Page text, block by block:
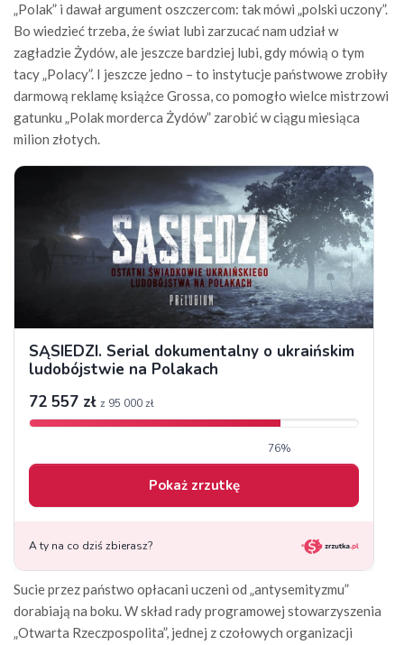
„Polak” i dawał argument oszczercom: tak mówi „polski uczony”.
Bo wiedzieć trzeba, że świat lubi zarzucać nam udział w
zagładzie Żydów, ale jeszcze bardziej lubi, gdy mówią o tym
tacy „Polacy”. I jeszcze jedno – to instytucje państwowe zrobiły
darmową reklamę książce Grossa, co pomogło wielce mistrzowi
gatunku „Polak morderca Żydów” zarobić w ciągu miesiąca
milion złotych.
Sucie przez państwo opłacani uczeni od „antysemityzmu”
dorabiają na boku. W skład rady programowej stowarzyszenia
„Otwarta Rzeczpospolita”, jednej z czołowych organizacji